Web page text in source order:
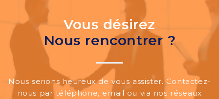
Vous désirez
Nous rencontrer ?
Nous serions heureux de vous assister. Contactez-
nous par téléphone, email ou via nos réseaux